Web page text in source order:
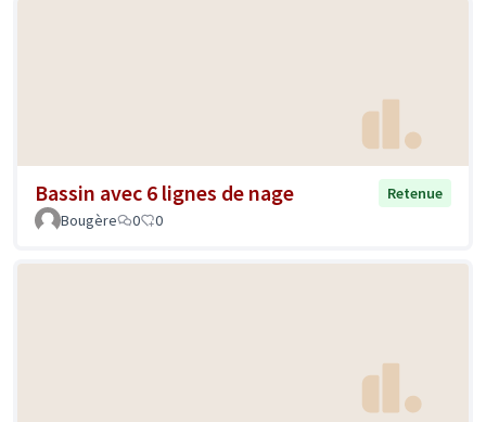
Bassin avec 6 lignes de nage
Retenue
Bougère
0 0